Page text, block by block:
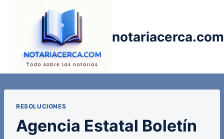
notariacerca.com
RESOLUCIONES
Agencia Estatal Boletín